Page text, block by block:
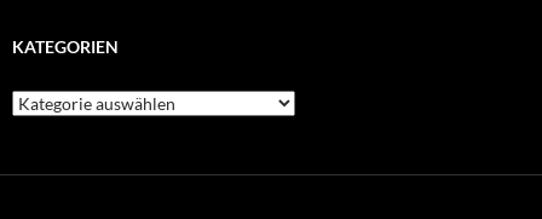
KATEGORIEN
Kategorien